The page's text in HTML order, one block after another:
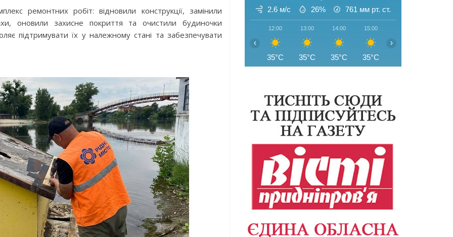
ремонтних робіт: відновили конструкції, замінили
оновили захисне покриття та очистили будиночки
підтримувати їх у належному стані та забезпечувати
2.6 м/с
26% 761 мм рт. ст.
12:00
35°C
13:00
35°C
14:00
35°C
15:00
35°C
‹ ›